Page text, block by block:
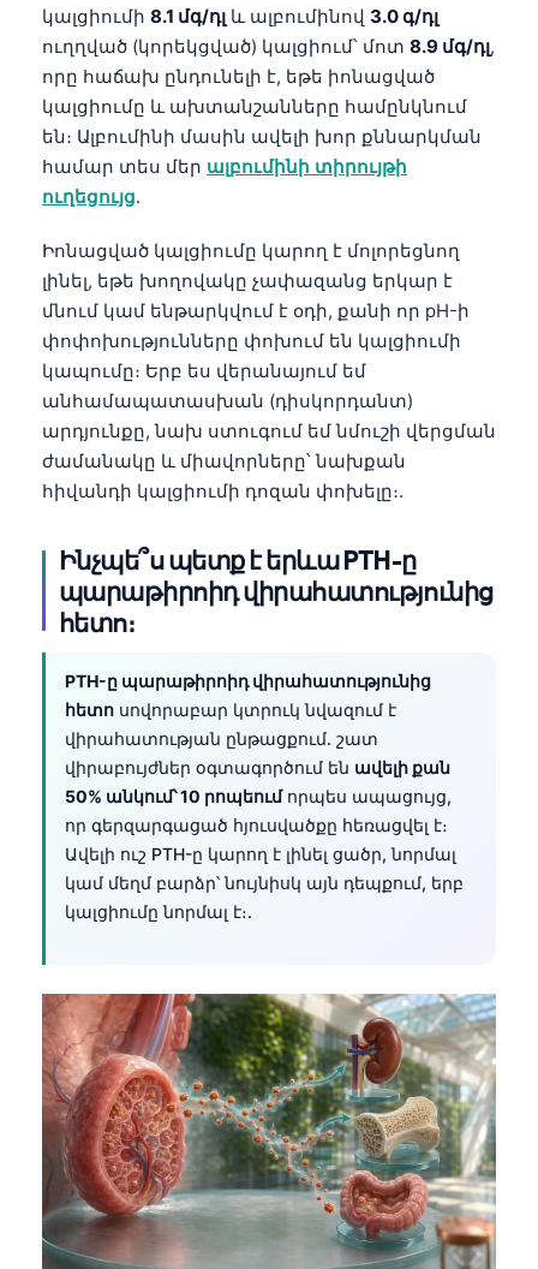
կալցիումի 8.1 մգ/դլ և ալբումինով 3.0 գ/դլ
ուղղված (կորեկցված) կալցիում՝ մոտ 8.9 մգ/դլ,
որը հաճախ ընդունելի է, եթե իոնացված
կալցիումը և ախտանշանները համընկնում
են։ Ալբումինի մասին ավելի խոր քննարկման
համար տես մեր ալբումինի տիրույթի
ուղեցույց.
Իոնացված կալցիումը կարող է մոլորեցնող
լինել, եթե խողովակը չափազանց երկար է
մնում կամ ենթարկվում է օդի, քանի որ pH-ի
փոփոխությունները փոխում են կալցիումի
կապումը։ Երբ ես վերանայում եմ
անհամապատասխան (դիսկորդանտ)
արդյունքը, նախ ստուգում եմ նմուշի վերցման
ժամանակը և միավորները՝ նախքան
հիվանդի կալցիումի դոզան փոխելը։.
Ինչպե՞ս պետք է երևա PTH-ը
պարաթիրոիդ վիրահատությունից
հետո։
PTH-ը պարաթիրոիդ վիրահատությունից
հետո սովորաբար կտրուկ նվազում է
վիրահատության ընթացքում. շատ
վիրաբույժներ օգտագործում են ավելի քան
50% անկում՝ 10 րոպեումորպես ապացույց,
որ գերզարգացած հյուսվածքը հեռացվել է։
Ավելի ուշ PTH-ը կարող է լինել ցածր, նորմալ
կամ մեղմ բարձր՝ նույնիսկ այն դեպքում, երբ
կալցիումը նորմալ է։.
Magyar
Shqip
বাংলা
اردو
मराठी
తెలుగు
தமிழ்
ಕನ್ನಡ
മലയാളം
Bahasa Melayu
Tiếng Việt
Tagalog
ဗမာစာ
Kiswahili
አማርኛ
O‘zbekcha
Català
Қазақ тілі
Suomi
Hrvatski
Slovenčina
كوردی‎
پښتو
سنڌي
සිංහල
Galego
Latviešu valoda